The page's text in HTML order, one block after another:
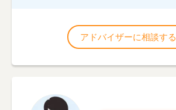
アドバイザーに相談する